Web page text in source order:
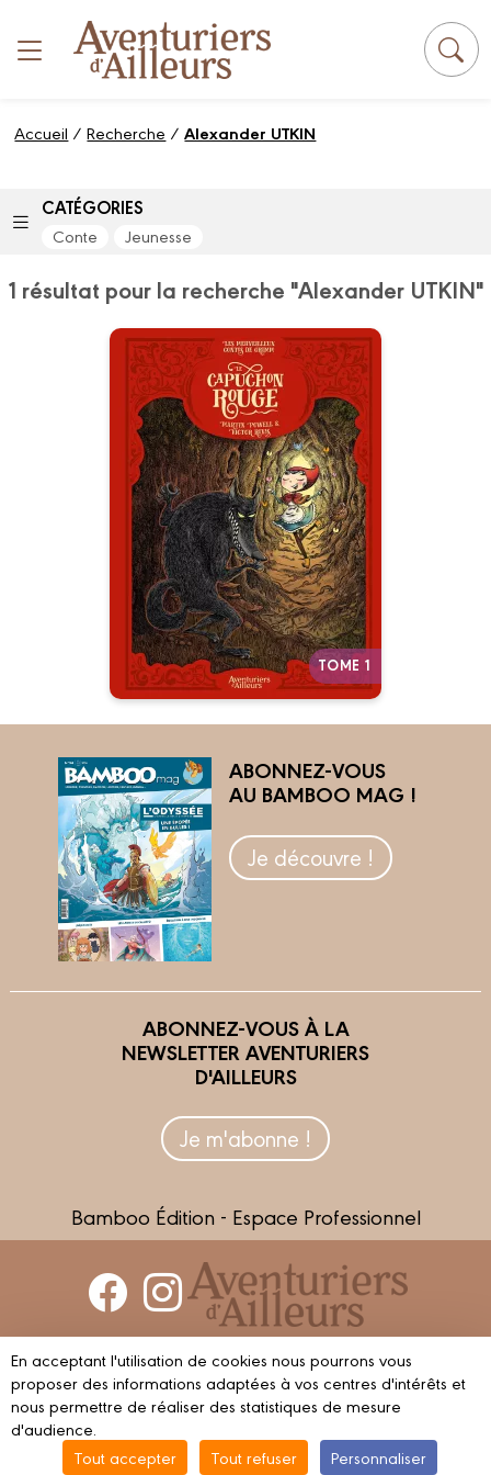
Accueil /Recherche /Alexander UTKIN
CATÉGORIES
Conte Jeunesse
1 résultat pour la recherche "Alexander UTKIN"
TOME 1
Les Merveilleux
Contes de Grimm
- Le capuchon
rouge
Date de parution :
17/01/2024
ABONNEZ-VOUS
AU BAMBOO MAG !
Je découvre !
ABONNEZ-VOUS À LA
NEWSLETTER AVENTURIERS
D'AILLEURS
Je m'abonne !
Bamboo Édition - Espace Professionnel
Contactez-nous
Devenir partenaire
© 2023 AVENTURIERS D'AILLEURS Mentions légales Conditions
Panneau de gestion des cookies
En acceptant l'utilisation de cookies nous pourrons vous
proposer des informations adaptées à vos centres d'intérêts et
nous permettre de réaliser des statistiques de mesure
d'audience.
Tout accepter
Tout refuser Personnaliser